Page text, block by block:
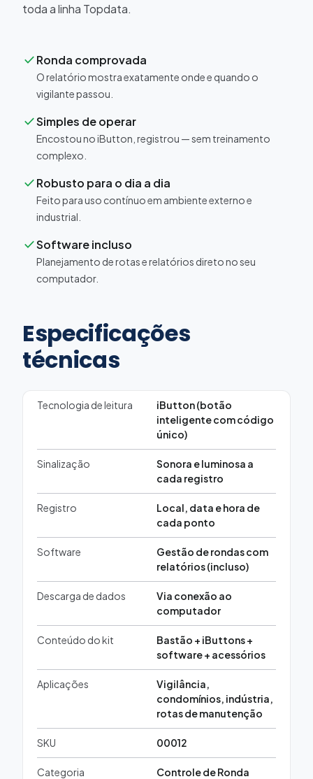
toda a linha Topdata.
checkRonda comprovada
O relatório mostra exatamente onde e quando o
vigilante passou.
checkSimples de operar
Encostou no iButton, registrou — sem treinamento
complexo.
checkRobusto para o dia a dia
Feito para uso contínuo em ambiente externo e
industrial.
checkSoftware incluso
Planejamento de rotas e relatórios direto no seu
computador.
Especificações
técnicas
Tecnologia de leitura
iButton (botão
inteligente com código
único)
Sinalização
Sonora e luminosa a
cada registro
Registro
Local, data e hora de
cada ponto
Software
Gestão de rondas com
relatórios (incluso)
Descarga de dados
Via conexão ao
computador
Conteúdo do kit
Bastão + iButtons +
software + acessórios
Aplicações
Vigilância,
condomínios, indústria,
rotas de manutenção
SKU 00012
Categoria Controle de Ronda